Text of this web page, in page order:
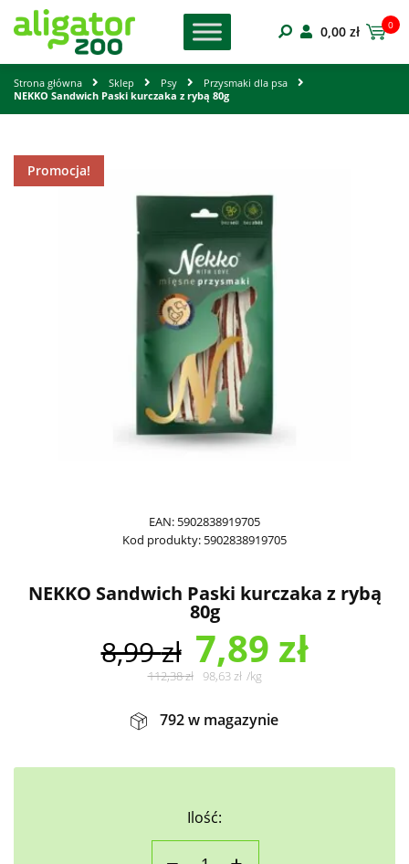
0,00 zł 0
Strona główna Sklep Psy
Przysmaki dla psa
NEKKO Sandwich Paski kurczaka z rybą 80g
Promocja!
EAN: 5902838919705
Kod produkty: 5902838919705
NEKKO Sandwich Paski kurczaka z rybą
80g
8,99zł 7,89 zł
112,38zł 98,63zł /kg
792 w magazynie
Ilość: